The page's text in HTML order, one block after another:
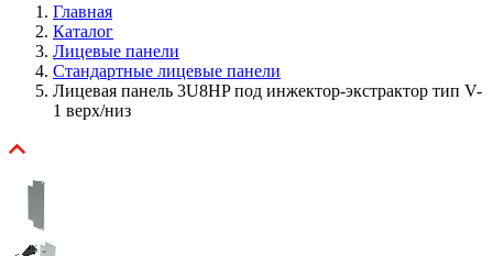
Главная
Каталог
Лицевые панели
Стандартные лицевые панели
Лицевая панель 3U8HP под инжектор-экстрактор тип V-
1 верх/низ